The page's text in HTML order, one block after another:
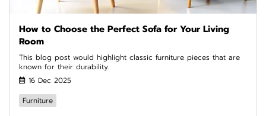
How to Choose the Perfect Sofa for Your Living
Room
This blog post would highlight classic furniture pieces that are
known for their durability.
16 Dec 2025
Furniture